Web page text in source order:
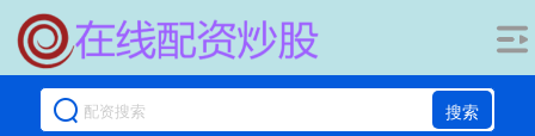
搜索